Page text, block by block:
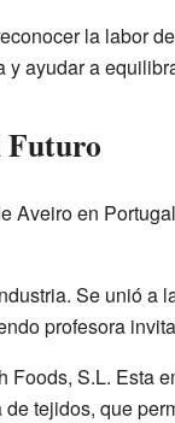
la labor
ayudar a
Futuro
Aveiro en
Se unió
profesora
Foods, S.L. Esta
tejidos, que